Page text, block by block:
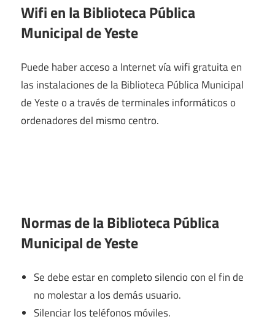
Wifi en laBiblioteca Pública
Municipal de Yeste
Puede haber acceso a Internet vía wifi gratuita en
las instalaciones de la Biblioteca Pública Municipal
de Yeste o a través de terminales informáticos o
ordenadores del mismo centro.
Normas de la Biblioteca Pública
Municipal de Yeste
Se debe estar en completo silencio con el fin de
no molestar a los demás usuario.
Silenciar los teléfonos móviles.